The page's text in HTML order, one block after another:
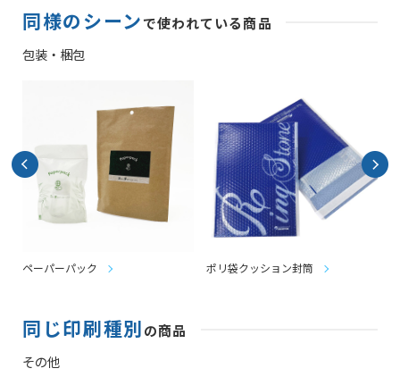
同様のシーンで使われている商品
包装・梱包
ペーパーパック ポリ袋クッション封筒
同じ印刷種別の商品
その他